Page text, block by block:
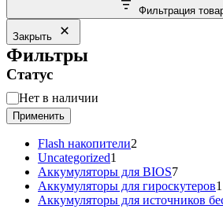
Фильтрация
Закрыть
Фильтры
Статус
Статус
Нет в наличии
Применить
Flash накопители2
Uncategorized1
товар
Аккумуляторы для BIOS77
товаров
Аккумуляторы для гироскутеров1
Аккумуляторы для источников